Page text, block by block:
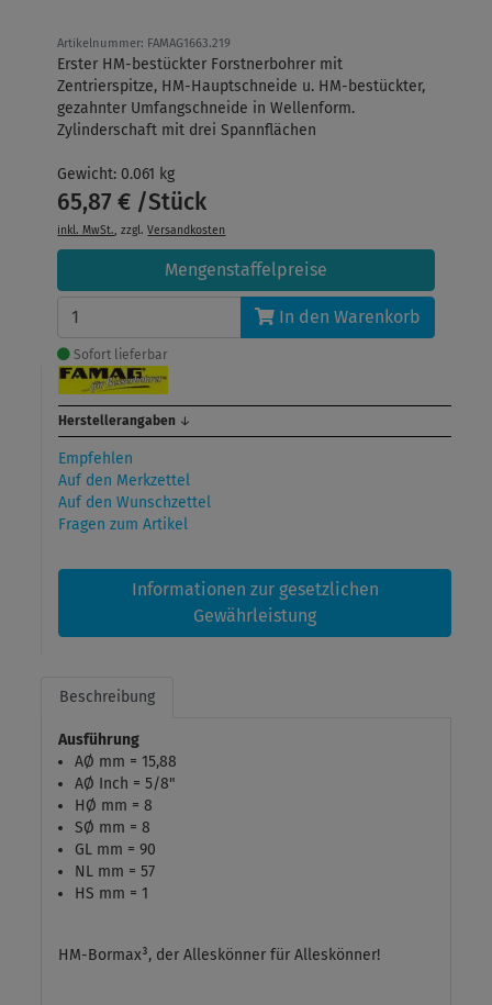
Artikelnummer: FAMAG1663.219
Erster HM-bestückter Forstnerbohrer mit
Zentrierspitze, HM-Hauptschneide u. HM-bestückter,
gezahnter Umfangschneide in Wellenform.
Zylinderschaft mit drei Spannflächen
Gewicht: 0.061 kg
65,87 € /Stück
inkl. MwSt., zzgl.Versandkosten
Mengenstaffelpreise
In den Warenkorb
Sofort lieferbar
Herstellerangaben ↓
Empfehlen
Auf den Merkzettel
Auf den Wunschzettel
Fragen zum Artikel
Informationen zur gesetzlichen
Gewährleistung
Beschreibung
Ausführung
AØ mm = 15,88
AØ Inch = 5/8"
HØ mm = 8
SØ mm = 8
GL mm = 90
NL mm = 57
HS mm = 1
HM-Bormax³, der Alleskönner für Alleskönner!